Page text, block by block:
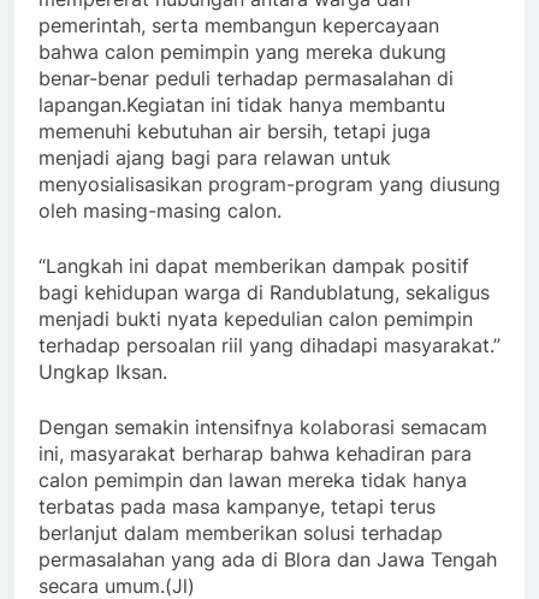
pemerintah, serta membangun kepercayaan
bahwa calon pemimpin yang mereka dukung
benar-benar peduli terhadap permasalahan di
lapangan.Kegiatan ini tidak hanya membantu
memenuhi kebutuhan air bersih, tetapi juga
menjadi ajang bagi para relawan untuk
menyosialisasikan program-program yang diusung
oleh masing-masing calon.
“Langkah ini dapat memberikan dampak positif
bagi kehidupan warga di Randublatung, sekaligus
menjadi bukti nyata kepedulian calon pemimpin
terhadap persoalan riil yang dihadapi masyarakat.”
Ungkap Iksan.
Dengan semakin intensifnya kolaborasi semacam
ini, masyarakat berharap bahwa kehadiran para
calon pemimpin dan lawan mereka tidak hanya
terbatas pada masa kampanye, tetapi terus
berlanjut dalam memberikan solusi terhadap
permasalahan yang ada di Blora dan Jawa Tengah
secara umum.(Jl)